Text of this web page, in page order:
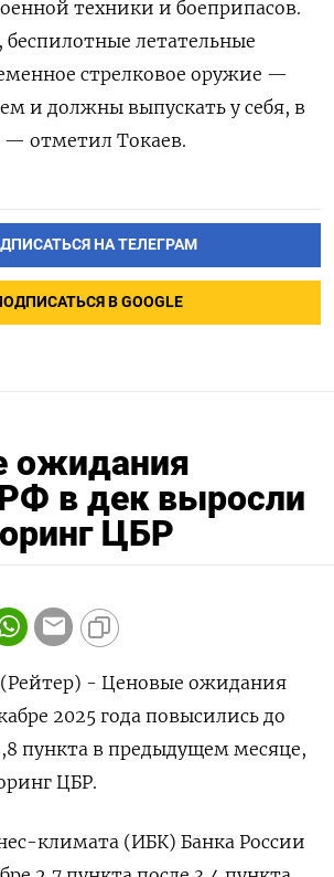
техники и боеприпасов.
беспилотные летательные
стрелковое оружие —
и должны выпускать у себя, в
— отметил Токаев.
НА ТЕЛЕГРАМ
В GOOGLE
ожидания
в дек выросли
ЦБР
- Ценовые ожидания
2025 года повысились до
пункта в предыдущем месяце,
ЦБР.
климата (ИБК) Банка России